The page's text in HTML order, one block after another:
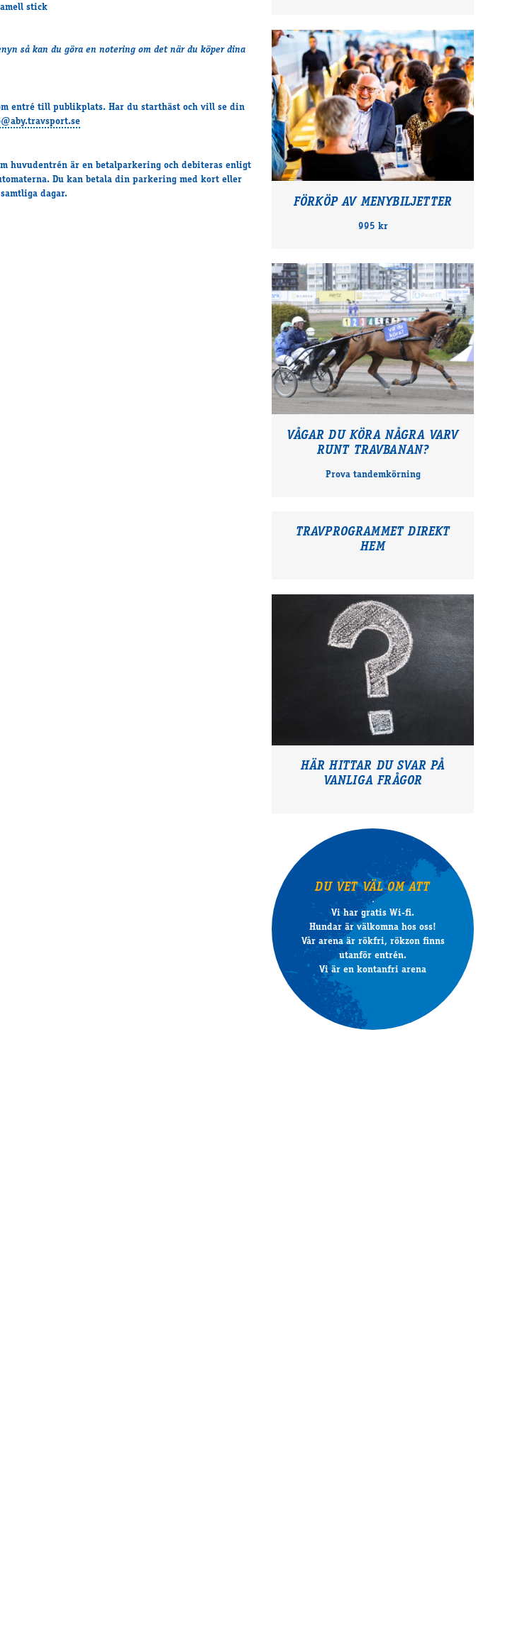
stick
så kan du göra en notering om det när du köper dina
entré till publikplats. Har du starthäst och vill se din
huvudentrén är en betalparkering och debiteras enligt
Du kan betala din parkering med kort eller
dagar.
FÖRKÖP AV MENYBILJETTER
995 kr
VÅGAR DU KÖRA NÅGRA VARV
RUNT TRAVBANAN?
Prova tandemkörning
TRAVPROGRAMMET DIREKT
HEM
HÄR HITTAR DU SVAR PÅ
VANLIGA FRÅGOR
DU VET VÄL OM ATT
Vi har gratis Wi-fi.
Hundar är välkomna hos oss!
Vår arena är rökfri, rökzon finns
utanför entrén.
Vi är en kontanfri arena